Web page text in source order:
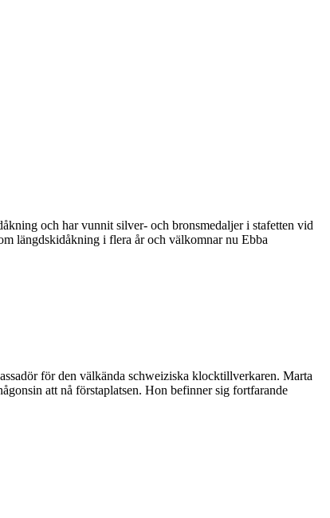
och har vunnit silver- och bronsmedaljer i stafetten vid
längdskidåkning i flera år och välkomnar nu Ebba
för den välkända schweiziska klocktillverkaren. Marta
att nå förstaplatsen. Hon befinner sig fortfarande